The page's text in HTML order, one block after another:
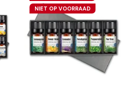
NIET OP VOORRAAD